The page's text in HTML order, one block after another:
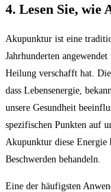
4. ‍Lesen Sie,
Akupunktur ist eine
⁣Jahrhunderten
Heilung verschafft hat.⁢
dass Lebensenergie,
unsere Gesundheit‌
spezifischen‍ Punkten ⁣auf
Akupunktur diese​ Energie
Beschwerden behandeln.
Eine​ der‌ häufigsten